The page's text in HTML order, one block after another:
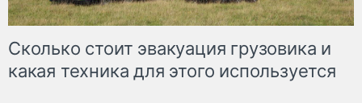
Сколько стоит эвакуация грузовика и
какая техника для этого используется